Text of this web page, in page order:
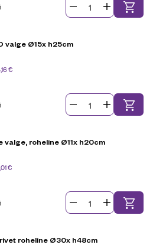
valge Ø15x h25cm
€
valge, roheline Ø11x h20cm
€
roheline Ø30x h48cm